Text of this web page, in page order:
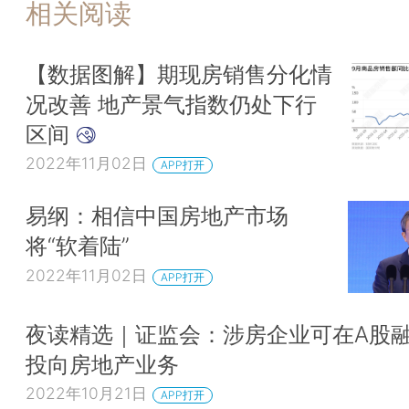
相关阅读
【数据图解】期现房销售分化情
况改善 地产景气指数仍处下行
区间
2022年11月02日 APP打开
易纲：相信中国房地产市场
将“软着陆”
2022年11月02日 APP打开
夜读精选｜证监会：涉房企业可在A股
投向房地产业务
2022年10月21日 APP打开